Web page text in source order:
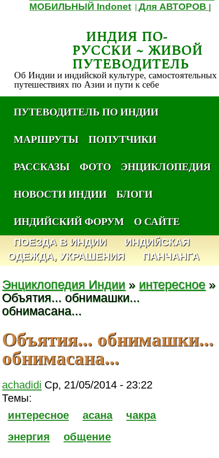
МОБИЛЬНЫЙ Indonet |Для АВТОРОВ
ИНДИЯ ПО-
РУССКИ ~ ЖИВОЙ
ПУТЕВОДИТЕЛЬ
Об Индии и индийской культуре, самостоятельных
путешествиях по Азии и пути к себе
ПУТЕВОДИТЕЛЬ ПО ИНДИИ
МАРШРУТЫ
ПОПУТЧИКИ
РАССКАЗЫ
ФОТО
ЭНЦИКЛОПЕДИЯ
НОВОСТИ ИНДИИ
БЛОГИ
ИНДИЙСКИЙ ФОРУМ
О САЙТЕ
ПОЕЗДА В ИНДИИ
ИНДИЙСКАЯ
ОДЕЖДА, УКРАШЕНИЯ
ПАНЧАНГА
Энциклопедия Индии » интересное »
Объятия... обнимашки...
обнимасана...
Объятия... обнимашки...
обнимасана...
achadidi Ср, 21/05/2014 - 23:22
Темы:
интересное
асана
чакра
энергия
общение